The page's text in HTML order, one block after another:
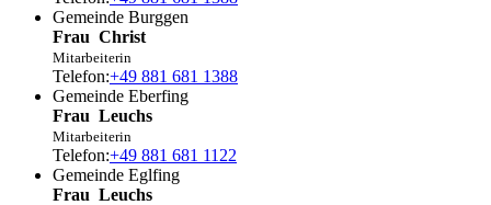
Gemeinde Burggen
Frau Christ
Mitarbeiterin
Telefon:+49 881 681 1388
Gemeinde Eberfing
Frau Leuchs
Mitarbeiterin
Telefon:+49 881 681 1122
Gemeinde Eglfing
Frau Leuchs